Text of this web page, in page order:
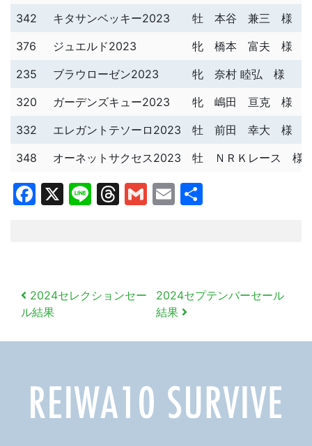
342
キタサンベッキー2023 牡
本谷 兼三 様
376
ジュエルド2023 牝
橋本 富夫 様
235
ブラウローゼン2023 牝
奈村 睦弘 様
320
ガーデンズキュー2023 牝
嶋田 亘克 様
332
エレガントテソーロ2023 牡
前田 幸大 様
348
オーネットサクセス2023 牡 ＮＲＫレース 様
Facebook
X LineThreads
Gmail
Email
投
稿
ナ
ゲ
ョ
2024セレクションセー
ル結果
2024セプテンバーセール
結果